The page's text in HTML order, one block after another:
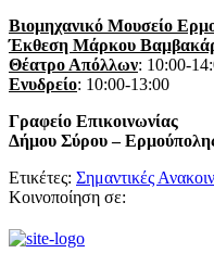
Βιομηχανικό Μουσείο
Έκθεση Μάρκου
Θέατρο Απόλλων: 10:00-
Ενυδρείο: 10:00-13:00
Γραφείο Επικοινωνίας
Δήμου Σύρου –
Ετικέτες: Σημαντικές
Κοινοποίηση σε: